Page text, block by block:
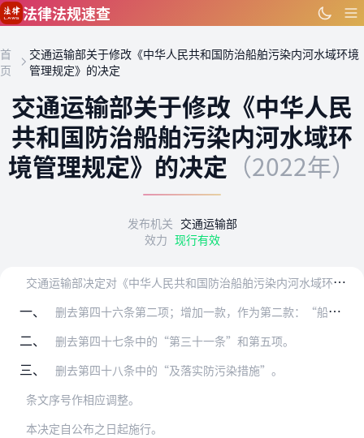
跳到主要内容
法律法规速查
首
页
交通运输部关于修改《中华人民共和国防治船舶污染内河水域环境
管理规定》的决定
交通运输部关于修改《中华人民
共和国防治船舶污染内河水域环
境管理规定》的决定 （2022年）
发布机关 交通运输部
效力 现行有效
交
通运输部决定对《中华人民共和国防治船舶污染内河水域环境管理规定》（交通运输部令2015年第25号）作如下修改：
一、
删去第四十六条第二项；增加一款，作为第二款：“船舶未按规定保存《油类记录簿》、《货物记录簿》和《船舶垃圾记录簿》的，由海事管理机构责令改正，并处以1000元以上…
二、 删去第四十七条中的“第三十一条”和第五项。
三、
删去第四十八条中的“及落实防污染措施”。
条文序号作相应调整。
本决定自公布之日起施行。